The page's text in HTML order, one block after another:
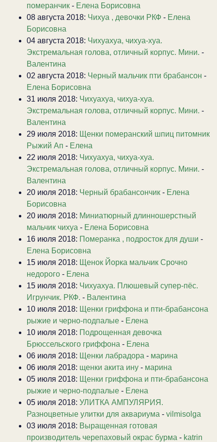
померанчик - Елена Борисовна
08 августа 2018: Чихуа , девочки РКФ - Елена
Борисовна
04 августа 2018: Чихуахуа, чихуа-хуа.
Экстремальная голова, отличный корпус. Мини. -
Валентина
02 августа 2018: Черный мальчик пти брабансон -
Елена Борисовна
31 июля 2018: Чихуахуа, чихуа-хуа.
Экстремальная голова, отличный корпус. Мини. -
Валентина
29 июля 2018: Щенки померанский шпиц питомник
Рыжий Ап - Елена
22 июля 2018: Чихуахуа, чихуа-хуа.
Экстремальная голова, отличный корпус. Мини. -
Валентина
20 июля 2018: Черный брабансончик - Елена
Борисовна
20 июля 2018: Миниатюрный длинношерстный
мальчик чихуа - Елена Борисовна
16 июля 2018: Померанка , подросток для души -
Елена Борисовна
15 июля 2018: Щенок Йорка мальчик Срочно
недорого - Елена
15 июля 2018: Чихуахуа. Плюшевый супер-пёс.
Игрунчик. РКФ. - Валентина
10 июля 2018: Щенки гриффона и пти-брабансона
рыжие и черно-подпалые - Елена
10 июля 2018: Подрощенная девочка
Брюссельского гриффона - Елена
06 июля 2018: Щенки лабрадора - марина
06 июля 2018: щенки акита ину - марина
05 июля 2018: Щенки гриффона и пти-брабансона
рыжие и черно-подпалые - Елена
05 июля 2018: УЛИТКА АМПУЛЯРИЯ.
Разноцветные улитки для аквариума - vilmisolga
03 июля 2018: Выращенная готовая
производитель черепаховый окрас бурма - katrin